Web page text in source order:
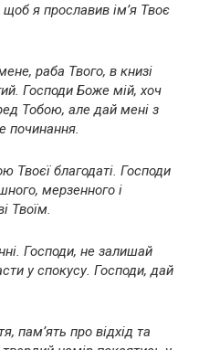
я прославив ім’я Твоє
раба Твого, в книзі
Господи Боже мій, хоч
Тобою, але дай мені з
починання.
Твоєї благодаті. Господи
мерзенного і
Твоїм.
Господи, не залишай
у спокусу. Господи, дай
пам’ять про відхід та